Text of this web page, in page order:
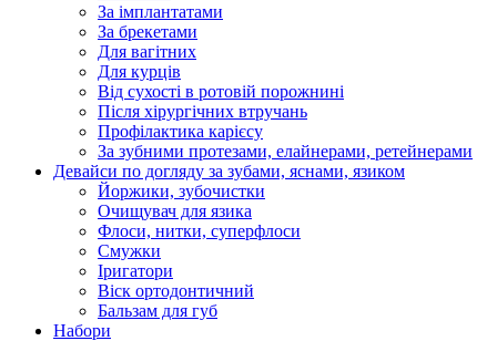
За імплантатами
За брекетами
Для вагітних
Для курців
Від сухості в ротовій порожнині
Після хірургічних втручань
Профілактика карієсу
За зубними протезами, елайнерами, ретейнерами
Девайси по догляду за зубами, яснами, язиком
Йоржики, зубочистки
Очищувач для язика
Флоси, нитки, суперфлоси
Смужки
Іригатори
Віск ортодонтичний
Бальзам для губ
Набори